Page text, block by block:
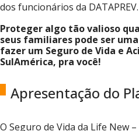
dos funcionários da DATAPREV.
Proteger algo tão valioso
seus familiares pode ser
fazer um Seguro de Vida e
SulAmérica, pra você!
Apresentação do
O Seguro de Vida da Life New